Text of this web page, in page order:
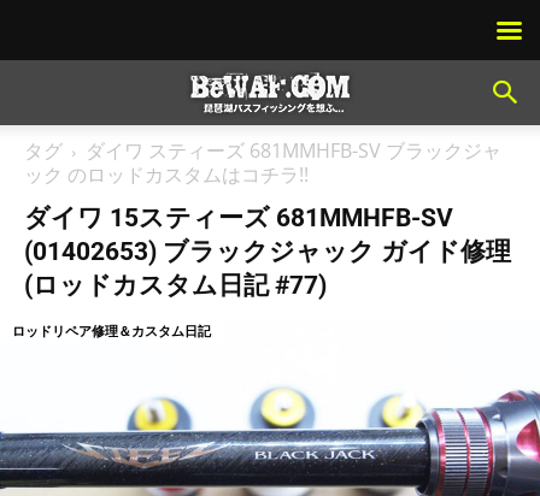
タグ
ダイワ スティーズ 681MMHFB-SV ブラックジャ
ック のロッドカスタムはコチラ!!
ダイワ 15スティーズ 681MMHFB-SV
(01402653) ブラックジャック ガイド修理
(ロッドカスタム日記 #77)
ロッドリペア修理＆カスタム日記